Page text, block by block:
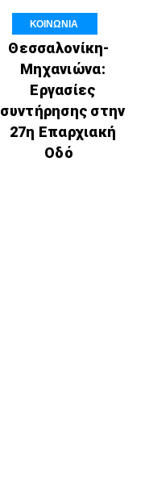
ΚΟΙΝΩΝΙΑ
Θεσσαλονίκη-
Μηχανιώνα:
Εργασίες
συντήρησης στην
27η Επαρχιακή
Οδό